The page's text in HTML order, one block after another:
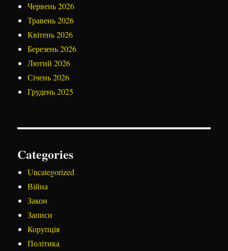
Червень 2026
Травень 2026
Квітень 2026
Березень 2026
Лютий 2026
Січень 2026
Грудень 2025
Categories
Uncategorized
Війна
Закон
Записи
Корупція
Політика